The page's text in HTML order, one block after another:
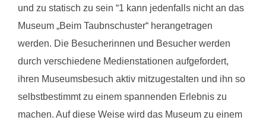
und zu statisch zu sein “1 kann jedenfalls nicht an das
Museum „Beim Taubnschuster“ herangetragen
werden. Die Besucherinnen und Besucher werden
durch verschiedene Medienstationen aufgefordert,
ihren Museumsbesuch aktiv mitzugestalten und ihn so
selbstbestimmt zu einem spannenden Erlebnis zu
machen. Auf diese Weise wird das Museum zu einem